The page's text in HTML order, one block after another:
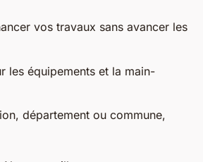
vos travaux sans avancer les
les équipements et la main-
département ou commune,